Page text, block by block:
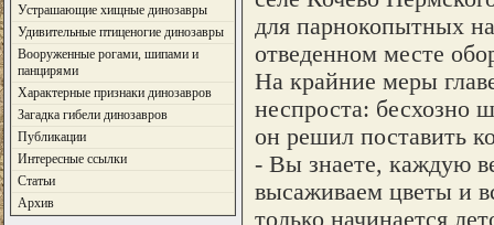
Устрашающие хищные динозавры
Удивительные птиценогие динозавры
Вооруженные рогами, шипами и
панцирями
Характерные признаки динозавров
Загадка гибели динозавров
Публикации
Интересные ссылки
Статьи
Архив
для парнокопытных
отведенном месте
На крайние меры
неспроста: бесхозно
он решил поставить
- Вы знаете, каждую
высаживаем цветы и
только начинается